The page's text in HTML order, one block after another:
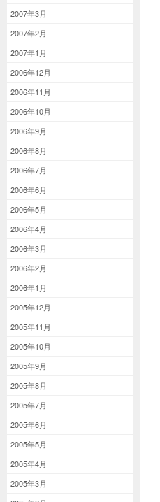
2007年3月
2007年2月
2007年1月
2006年12月
2006年11月
2006年10月
2006年9月
2006年8月
2006年7月
2006年6月
2006年5月
2006年4月
2006年3月
2006年2月
2006年1月
2005年12月
2005年11月
2005年10月
2005年9月
2005年8月
2005年7月
2005年6月
2005年5月
2005年4月
2005年3月